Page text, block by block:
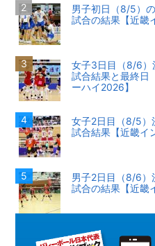
男子初日（8/5）
試合の結果【近畿
女子3日目（8/6）
試合結果と最終日
ーハイ2026】
女子2日目（8/5）
試合結果【近畿イ
男子2日目（8/6）
試合の結果【近畿